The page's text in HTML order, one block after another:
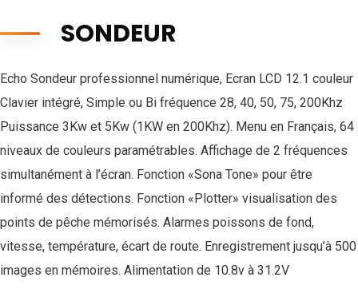
SONDEUR
Echo Sondeur professionnel numérique, Ecran LCD 12.1 couleur
Clavier intégré, Simple ou Bi fréquence 28, 40, 50, 75, 200Khz
Puissance 3Kw et 5Kw (1KW en 200Khz). Menu en Français, 64
niveaux de couleurs paramétrables. Affichage de 2 fréquences
simultanément à l’écran. Fonction «Sona Tone» pour être
informé des détections. Fonction «Plotter» visualisation des
points de pêche mémorisés. Alarmes poissons de fond,
vitesse, température, écart de route. Enregistrement jusqu’à 500
images en mémoires. Alimentation de 10.8v à 31.2V